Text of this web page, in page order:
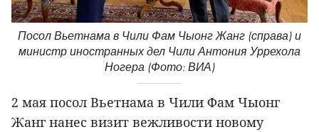
Посол Вьетнама в Чили Фам Чыонг Жанг (справа) и
министр иностранных дел Чили Антония Уррехола
Ногера (Фото: ВИА)
2 мая посол Вьетнама в Чили Фам Чыонг
Жанг нанес визит вежливости новому